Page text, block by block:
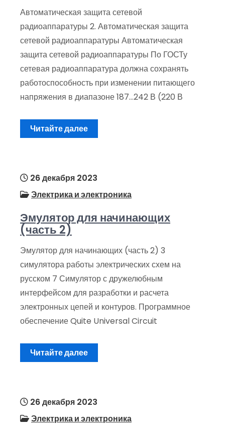
Автоматическая защита сетевой
радиоаппаратуры 2. Автоматическая защита
сетевой радиоаппаратуры Автоматическая
защита сетевой радиоаппаратуры По ГОСТу
сетевая радиоаппаратура должна сохранять
работоспособность при изменении питающего
напряжения в диапазоне 187…242 В (220 В
Читайте далее
26 декабря 2023
Электрика и электроника
Эмулятор для начинающих
(часть 2)
Эмулятор для начинающих (часть 2) 3
симулятора работы электрических схем на
русском 7 Симулятор с дружелюбным
интерфейсом для разработки и расчета
электронных цепей и контуров. Программное
обеспечение Quite Universal Circuit
Читайте далее
26 декабря 2023
Электрика и электроника